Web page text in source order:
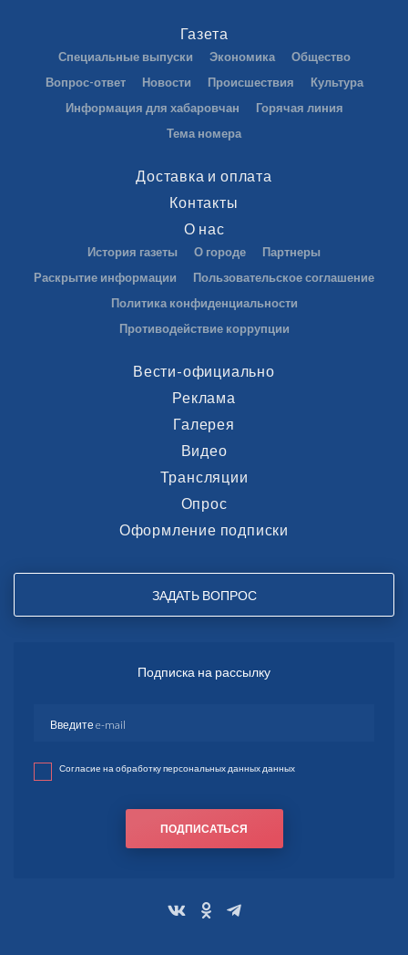
Газета
Специальные выпуски Экономика
Общество
Вопрос-ответ
Новости Происшествия
Культура
Информация для хабаровчан
Горячая линия
Тема номера
Доставка и оплата
Контакты
О нас
История газеты О городе
Партнеры
Раскрытие информации
Пользовательское соглашение
Политика конфиденциальности
Противодействие коррупции
Вести-официально
Реклама
Галерея
Видео
Трансляции
Опрос
Оформление подписки
ЗАДАТЬ ВОПРОС
Подписка на рассылку
Согласие на обработку персональных данных данных
ПОДПИСАТЬСЯ